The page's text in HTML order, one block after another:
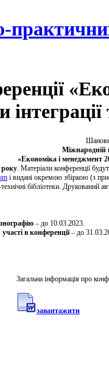
Міжнародній
«Економіка і менеджмент
року. Матеріали конференції
і видані окремою збіркою (з
бібліотеки. Друкований
– до 10.03.2023.
в конференції– до
Загальна інформація про
завантажити